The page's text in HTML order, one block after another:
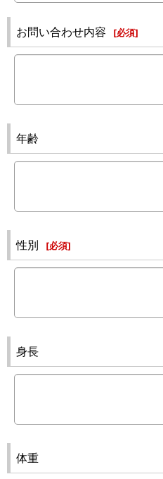
お問い合わせ内容 [必須]
年齢
性別 [必須]
身長
体重